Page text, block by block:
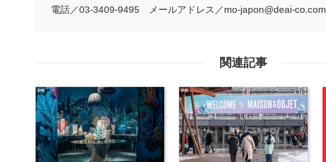
電話／03-3409-9495 メールアドレス／mo-japon@deai-co.com
関連記事
PR PR